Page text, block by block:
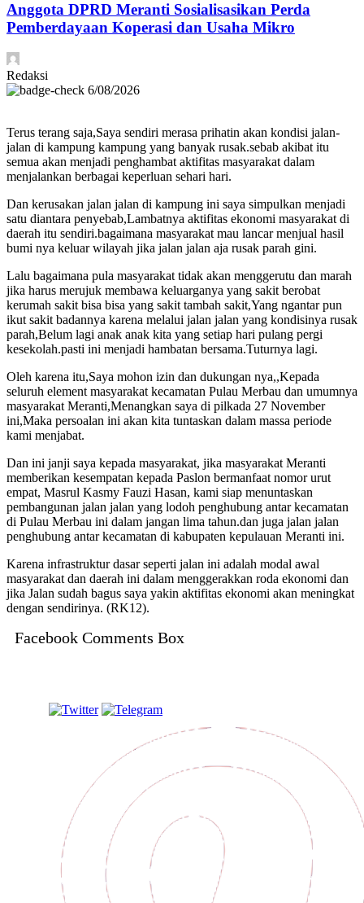
Anggota DPRD Meranti Sosialisasikan Perda
Pemberdayaan Koperasi dan Usaha Mikro
Redaksi
6/08/2026
Terus terang saja,Saya sendiri merasa prihatin akan kondisi jalan-
jalan di kampung kampung yang banyak rusak.sebab akibat itu
semua akan menjadi penghambat aktifitas masyarakat dalam
menjalankan berbagai keperluan sehari hari.
Dan kerusakan jalan jalan di kampung ini saya simpulkan menjadi
satu diantara penyebab,Lambatnya aktifitas ekonomi masyarakat di
daerah itu sendiri.bagaimana masyarakat mau lancar menjual hasil
bumi nya keluar wilayah jika jalan jalan aja rusak parah gini.
Lalu bagaimana pula masyarakat tidak akan menggerutu dan marah
jika harus merujuk membawa keluarganya yang sakit berobat
kerumah sakit bisa bisa yang sakit tambah sakit,Yang ngantar pun
ikut sakit badannya karena melalui jalan jalan yang kondisinya rusak
parah,Belum lagi anak anak kita yang setiap hari pulang pergi
kesekolah.pasti ini menjadi hambatan bersama.Tuturnya lagi.
Oleh karena itu,Saya mohon izin dan dukungan nya,,Kepada
seluruh element masyarakat kecamatan Pulau Merbau dan umumnya
masyarakat Meranti,Menangkan saya di pilkada 27 November
ini,Maka persoalan ini akan kita tuntaskan dalam massa periode
kami menjabat.
Dan ini janji saya kepada masyarakat, jika masyarakat Meranti
memberikan kesempatan kepada Paslon bermanfaat nomor urut
empat, Masrul Kasmy Fauzi Hasan, kami siap menuntaskan
pembangunan jalan jalan yang lodoh penghubung antar kecamatan
di Pulau Merbau ini dalam jangan lima tahun.dan juga jalan jalan
penghubung antar kecamatan di kabupaten kepulauan Meranti ini.
Karena infrastruktur dasar seperti jalan ini adalah modal awal
masyarakat dan daerah ini dalam menggerakkan roda ekonomi dan
jika Jalan sudah bagus saya yakin aktifitas ekonomi akan meningkat
dengan sendirinya. (RK12).
Facebook Comments Box